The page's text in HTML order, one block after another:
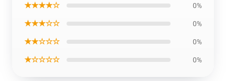
★★★★☆ 0%
★★★☆☆ 0%
★★☆☆☆ 0%
★☆☆☆☆ 0%